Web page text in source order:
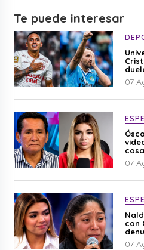
Te puede interesar
07
07
con
07